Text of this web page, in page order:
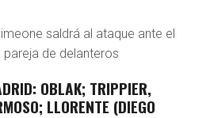
: OBLAK; TRIPPIER,
LLORENTE (DIEGO